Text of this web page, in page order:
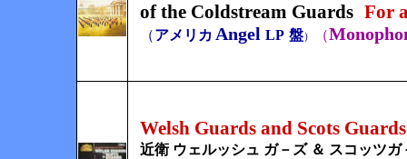
of the Coldstream Guards For
（アメリカ Angel LP 盤） （
Welsh Guards and Scots Guards
近衛 ウェルッシュ ガ－ズ ＆ スコッツガ